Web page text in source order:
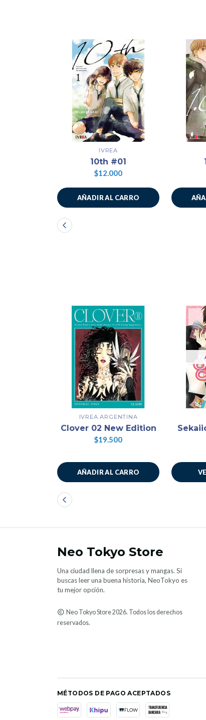
IVREA
10th #01
$12.000
AÑADIR AL CARRO
IVREA ARGENTINA
Clover 02 New Edition
$19.500
AÑADIR AL CARRO
Neo Tokyo Store
Una ciudad llena de sorpresas y mangas. Si
buscas leer una buena historia, NeoTokyo es
tu mejor opción.
Neo Tokyo Store 2026. Todos los derechos
reservados.
MÉTODOS DE PAGO ACEPTADOS